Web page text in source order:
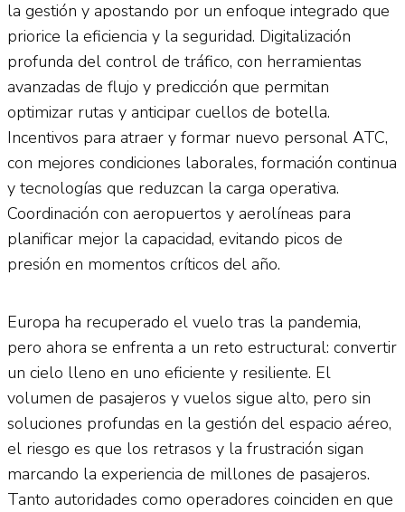
la gestión y apostando por un enfoque integrado que
priorice la eficiencia y la seguridad. Digitalización
profunda del control de tráfico, con herramientas
avanzadas de flujo y predicción que permitan
optimizar rutas y anticipar cuellos de botella.
Incentivos para atraer y formar nuevo personal ATC,
con mejores condiciones laborales, formación continua
y tecnologías que reduzcan la carga operativa.
Coordinación con aeropuertos y aerolíneas para
planificar mejor la capacidad, evitando picos de
presión en momentos críticos del año.
Europa ha recuperado el vuelo tras la pandemia,
pero ahora se enfrenta a un reto estructural: convertir
un cielo lleno en uno eficiente y resiliente. El
volumen de pasajeros y vuelos sigue alto, pero sin
soluciones profundas en la gestión del espacio aéreo,
el riesgo es que los retrasos y la frustración sigan
marcando la experiencia de millones de pasajeros.
Tanto autoridades como operadores coinciden en que